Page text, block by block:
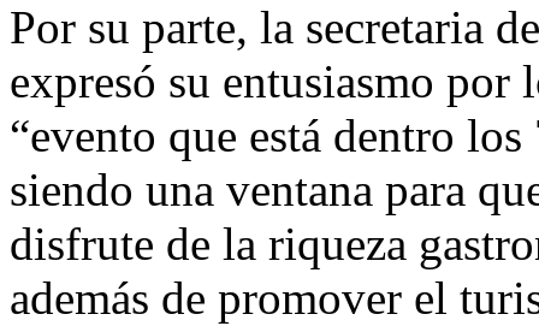
Por su parte, la secretaria
expresó su entusiasmo por
“evento que está dentro
siendo una ventana para
disfrute de la riqueza
además de promover el